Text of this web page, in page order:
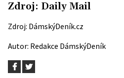
Zdroj: Daily Mail
Zdroj: DámskýDeník.cz
Autor: Redakce DámskýDeník